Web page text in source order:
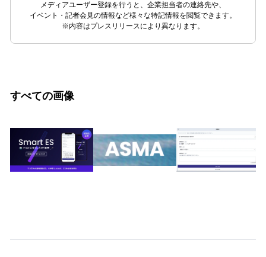
メディアユーザー登録を行うと、企業担当者の連絡先や、
イベント・記者会見の情報など様々な特記情報を閲覧できます。
※内容はプレスリリースにより異なります。
すべての画像